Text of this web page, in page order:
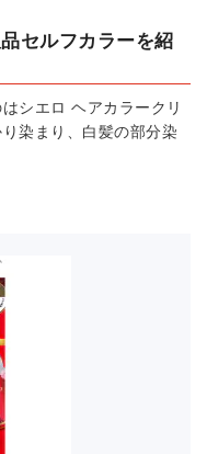
セルフカラーを紹
シエロ ヘアカラークリ
染まり、白髪の部分染